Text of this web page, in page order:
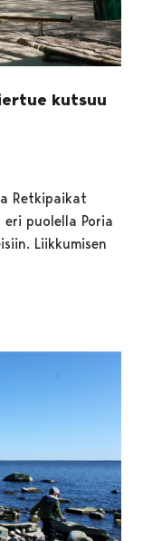
kutsuu
Retkipaikat
puolella Poria
Liikkumisen